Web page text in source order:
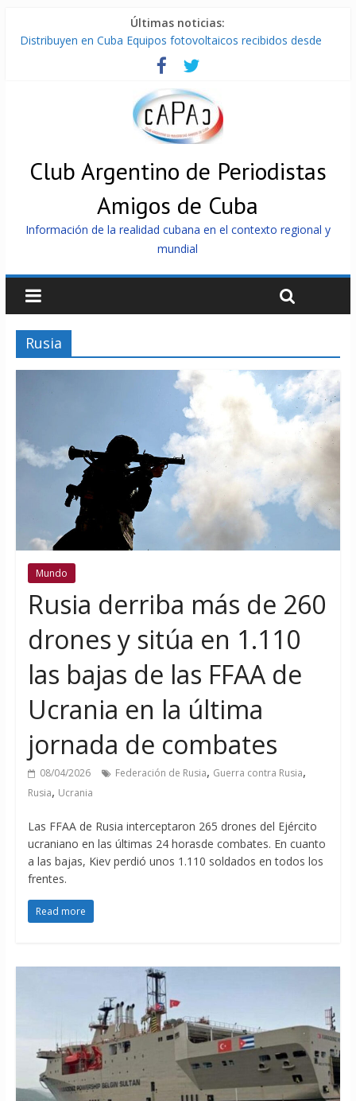
Últimas noticias:
Distribuyen en Cuba Equipos fotovoltaicos recibidos desde
La ONU condena medidas de EE.UU contra Cuba
Cuba alerta sobre doctrina militar de dominación de EEUU
Nuevas sanciones de EEUU contra Cuba apuntan a la
cooperación militar con Rusia y China
Brutal represión contra los que marchan para que no se
venda la patria
Club Argentino de Periodistas
Amigos de Cuba
Información de la realidad cubana en el contexto regional y
mundial
Rusia
Mundo
Rusia derriba más de 260
drones y sitúa en 1.110
las bajas de las FFAA de
Ucrania en la última
jornada de combates
08/04/2026 Federación de Rusia, Guerra contra Rusia,
Rusia, Ucrania
Las FFAA de Rusia interceptaron 265 drones del Ejército
ucraniano en las últimas 24 horasde combates. En cuanto
a las bajas, Kiev perdió unos 1.110 soldados en todos los
frentes.
Read more